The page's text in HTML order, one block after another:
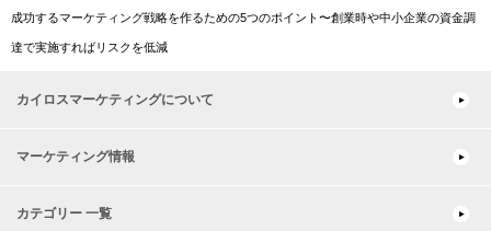
成功するマーケティング戦略を作るための5つのポイント〜創業時や中小企業の資金調
達で実施すればリスクを低減
カイロスマーケティングについて
マーケティング情報
カテゴリー 一覧